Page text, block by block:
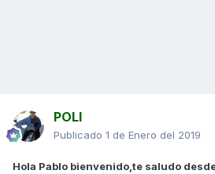
POLI
Publicado 1 de Enero del 2019
Hola Pablo bienvenido,te saludo